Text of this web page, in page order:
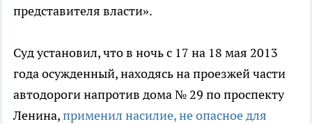
представителя власти».
Суд установил, что в ночь с 17 на 18 мая 2013
года осужденный, находясь на проезжей части
автодороги напротив дома № 29 по проспекту
Ленина,применил насилие, не опасное для